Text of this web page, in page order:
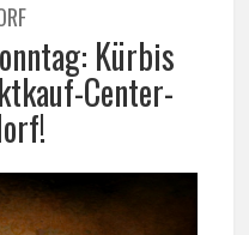
Kürbis
Center-